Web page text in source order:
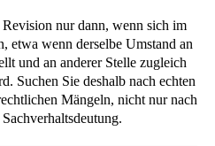
nur dann, wenn sich im
etwa wenn derselbe Umstand an
und an anderer Stelle zugleich
Suchen Sie deshalb nach echten
Mängeln, nicht nur nach